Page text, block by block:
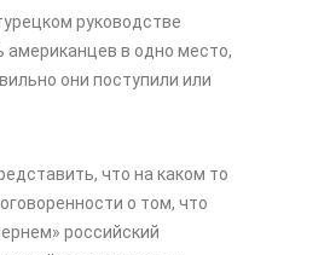
руководстве
американцев в одно место,
они поступили или
что на каком то
о том, что
российский